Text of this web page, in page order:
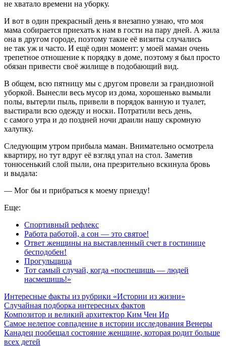
не хватало времени на уборку.
И вот в один прекрасный день я внезапно узнаю, что моя
мама собирается приехать к нам в гости на пару дней. А жила
она в другом городе, поэтому такие её визиты случались
не так уж и часто. И ещё один момент: у моей маман очень
трепетное отношение к порядку в доме, поэтому я был просто
обязан привести своё жилище в подобающий вид.
В общем, всю пятницу мы с другом провели за грандиозной
уборкой. Вынесли весь мусор из дома, хорошенько вымыли
полы, вытерли пыль, привели в порядок ванную и туалет,
выстирали всю одежду и носки. Потратили весь день,
с самого утра и до поздней ночи драили нашу скромную
халупку.
Следующим утром прибыла маман. Внимательно осмотрела
квартиру, но тут вдруг её взгляд упал на стол. Заметив
тонюсенький слой пыли, она презрительно вскинула бровь
и выдала:
— Мог бы и прибраться к моему приезду!
Еще:
Спортивный рефлекс
Работа работой, а сон — это святое!
Ответ женщины на выставленный счет в гостинице
бесподобен!
Прогульщица
Тот самый случай, когда «поспешишь — людей
насмешишь!»
Интересные факты из рубрики «Истории из жизни»
Случайная подборка интересных фактов
Композитор и великий архитектор Ким Чен Ир
Самое нелепое совпадение в истории исследования Венеры
Канадец пообещал состояние женщине, которая родит больше
всех детей